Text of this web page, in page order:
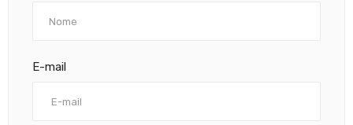
E-mail